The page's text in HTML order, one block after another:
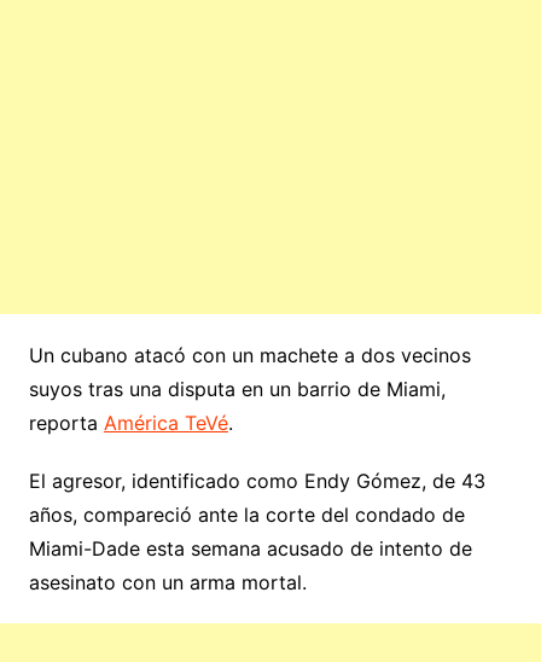
Un cubano atacó con un machete a dos vecinos
suyos tras una disputa en un barrio de Miami,
reporta América TeVé.
El agresor, identificado como Endy Gómez, de 43
años, compareció ante la corte del condado de
Miami-Dade esta semana acusado de intento de
asesinato con un arma mortal.